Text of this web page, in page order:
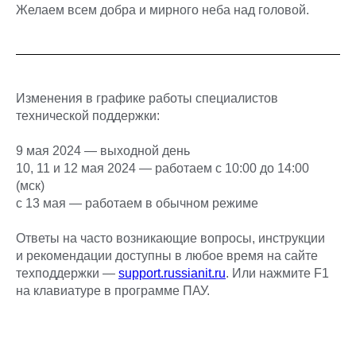
Желаем всем добра и мирного неба над головой.
Изменения в графике работы специалистов
технической поддержки:
9 мая 2024 — выходной день
10, 11 и 12 мая 2024 — работаем с 10:00 до 14:00
(мск)
с 13 мая — работаем в обычном режиме
Ответы на часто возникающие вопросы, инструкции
и рекомендации доступны в любое время на сайте
техподдержки — support.russianit.ru. Или нажмите F1
на клавиатуре в программе ПАУ.